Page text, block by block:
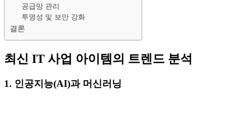
공급망 관리
투명성 및 보안 강화
결론
최신 IT 사업 아이템의 트렌드 분석
1. 인공지능(AI)과 머신러닝